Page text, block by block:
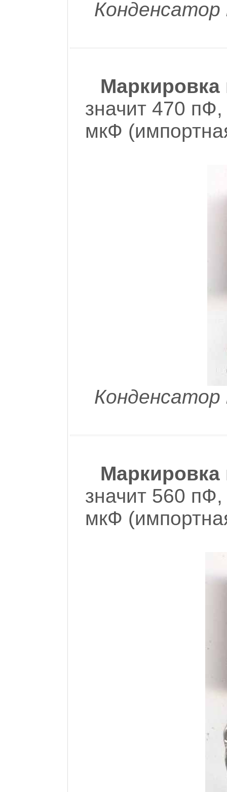
Конденсатор
Маркировка
значит 470
мкФ
Конденсатор
Маркировка
значит 560
мкФ